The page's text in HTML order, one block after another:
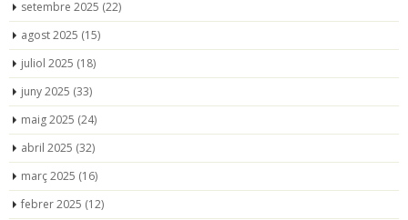
setembre 2025 (22)
agost 2025 (15)
juliol 2025 (18)
juny 2025 (33)
maig 2025 (24)
abril 2025 (32)
març 2025 (16)
febrer 2025 (12)